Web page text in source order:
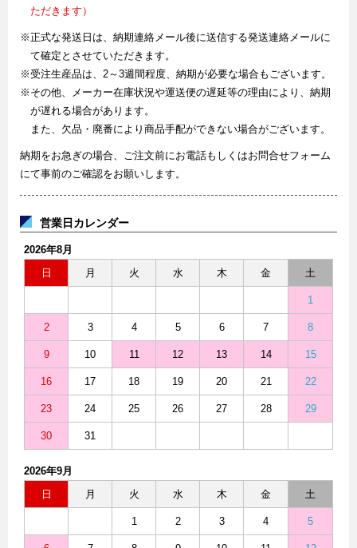
ただきます）
※正式な発送日は、納期連絡メール後に送信する発送連絡メールに
て確定とさせていただきます。
※受注生産品は、2～3週間程度、納期が必要な場合もございます。
※その他、メーカー在庫状況や運送便の遅延等の理由により、納期
が遅れる場合があります。
また、欠品・廃番により商品手配ができない場合がございます。
納期をお急ぎの場合、ご注文前にお電話もしくはお問合せフォーム
にて事前のご確認をお願いします。
営業日カレンダー
2026年8月
日
月 火 水 木 金 土
1
2 3 4 5 6 7 8
9 10 11 12 13 14 15
16 17 18 19 20 21 22
23 24 25 26 27 28 29
30 31
2026年9月
日
月 火 水 木 金 土
1 2 3 4 5